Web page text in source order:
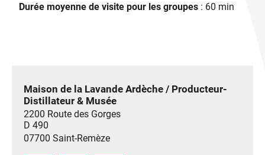
Durée moyenne de visite pour les groupes : 60 min
Maison de la Lavande Ardèche / Producteur-
Distillateur & Musée
2200 Route des Gorges
D 490
07700 Saint-Remèze